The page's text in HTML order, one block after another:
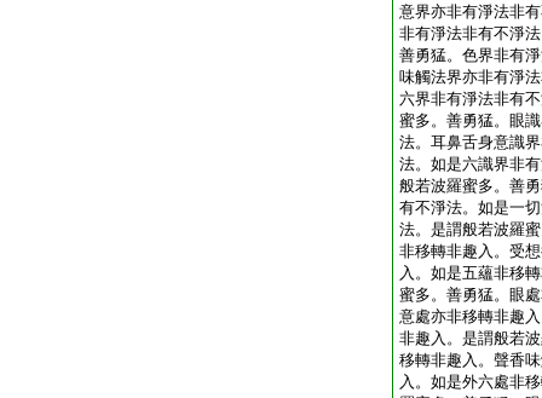
意界亦非有淨法非
非有淨法非有不淨
善勇猛。色界非有
味觸法界亦非有淨
六界非有淨法非有
蜜多。善勇猛。眼
法。耳鼻舌身意識
法。如是六識界非
般若波羅蜜多。善
有不淨法。如是一
法。是謂般若波羅
非移轉非趣入。受
入。如是五蘊非移
蜜多。善勇猛。眼
意處亦非移轉非趣
非趣入。是謂般若
移轉非趣入。聲香
入。如是外六處非